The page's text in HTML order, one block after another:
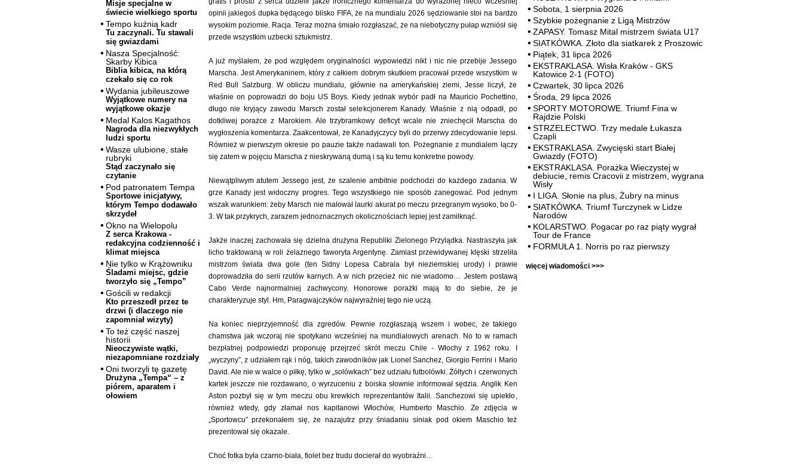
Misje specjalne w
świecie wielkiego sportu
Tempo kuźnią kadr
Tu zaczynali. Tu stawali
się gwiazdami
Nasza Specjalność:
Skarby Kibica
Biblia kibica, na którą
czekało się co rok
Wydania jubileuszowe
Wyjątkowe numery na
wyjątkowe okazje
Medal Kalos Kagathos
Nagroda dla niezwykłych
ludzi sportu
Wasze ulubione, stałe
rubryki
Stąd zaczynało się
czytanie
Pod patronatem Tempa
Sportowe inicjatywy,
którym Tempo dodawało
skrzydeł
Okno na Wielopolu
Z serca Krakowa -
redakcyjna codzienność i
klimat miejsca
Nie tylko w Krążowniku
Śladami miejsc, gdzie
tworzyło się „Tempo”
Gościli w redakcji
Kto przeszedł przez te
drzwi (i dlaczego nie
zapomniał wizyty)
To też część naszej
historii
Nieoczywiste wątki,
niezapomniane rozdziały
Oni tworzyli tę gazetę
Drużyna „Tempa“ – z
piórem, aparatem i
ołowiem
opinii jakiegoś dupka będącego blisko FIFA, że na mundialu 2026 sędziowanie stoi na bardzo
wysokim poziomie. Racja. Teraz można śmiało rozgłaszać, że na niebotyczny pułap wzniósł się
przede wszystkim uzbecki sztukmistrz.
A już myślałem, że pod względem oryginalności wypowiedzi nikt i nic nie przebije Jessego
Marscha. Jest Amerykaninem, który z całkiem dobrym skutkiem pracował przede wszystkim w
Red Bull Salzburg. W obliczu mundialu, głównie na amerykańskiej ziemi, Jesse liczył, że
właśnie on poprowadzi do boju US Boys. Kiedy jednak wybór padł na Mauricio Pochettino,
długo nie kryjący zawodu Marsch został selekcjonerem Kanady. Właśnie z nią odpadł, po
dotkliwej porażce z Marokiem. Ale trzybramkowy deficyt wcale nie zniechęcił Marscha do
wygłoszenia komentarza. Zaakcentował, że Kanadyjczycy byli do przerwy zdecydowanie lepsi.
Również w pierwszym okresie po pauzie także nadawali ton. Pożegnanie z mundialem łączy
się zatem w pojęciu Marscha z nieskrywaną dumą i są ku temu konkretne powody.
Niewątpliwym atutem Jessego jest, że szalenie ambitnie podchodzi do każdego zadania. W
grze Kanady jest widoczny progres. Tego wszystkiego nie sposób zanegować. Pod jednym
wszak warunkiem: żeby Marsch nie malował laurki akurat po meczu przegranym wysoko, bo 0-
3. W tak przykrych, zarazem jednoznacznych okolicznościach lepiej jest zamilknąć.
Jakże inaczej zachowała się dzielna drużyna Republiki Zielonego Przylądka. Nastraszyła jak
licho traktowaną w roli żelaznego faworyta Argentynę. Zamiast przewidywanej klęski strzeliła
mistrzom świata dwa gole (ten Sidny Lopesa Cabrala był nieziemskiej urody) i prawie
doprowadziła do serii rzutów karnych. A w nich przecież nic nie wiadomo… Jestem postawą
Cabo Verde najnormalniej zachwycony. Honorowe porażki mają to do siebie, że je
charakteryzuje styl. Hm, Paragwajczyków najwyraźniej tego nie uczą.
Na koniec nieprzyjemność dla zgredów. Pewnie rozgłaszają wszem i wobec, że takiego
chamstwa jak wczoraj nie spotykano wcześniej na mundialowych arenach. No to w ramach
bezpłatnej podpowiedzi proponuję przejrzeć skrót meczu Chile - Włochy z 1962 roku. I
„wyczyny”, z udziałem rąk i nóg, takich zawodników jak Lionel Sanchez, Giorgio Ferrini i Mario
David. Ale nie w walce o piłkę, tylko w „solówkach” bez udziału futbolówki. Żółtych i czerwonych
kartek jeszcze nie rozdawano, o wyrzuceniu z boiska słownie informował sędzia. Anglik Ken
Aston pozbył się w tym meczu obu krewkich reprezentantów Italii. Sanchezowi się upiekło,
również wtedy, gdy złamał nos kapitanowi Włochów, Humberto Maschio. Ze zdjęcia w
„Sportowcu” przekonałem się, że nazajutrz przy śniadaniu siniak pod okiem Maschio też
prezentował się okazale.
Choć fotka była czarno-biała, fiolet bez trudu docierał do wyobraźni…
Sobota, 1 sierpnia 2026
Szybkie pożegnanie z Ligą Mistrzów
ZAPASY. Tomasz Mital mistrzem świata U17
SIATKÓWKA. Złoto dla siatkarek z Proszowic
Piątek, 31 lipca 2026
EKSTRAKLASA. Wisła Kraków - GKS
Katowice 2-1 (FOTO)
Czwartek, 30 lipca 2026
Środa, 29 lipca 2026
SPORTY MOTOROWE. Triumf Fina w
Rajdzie Polski
STRZELECTWO. Trzy medale Łukasza
Czapli
EKSTRAKLASA. Zwycięski start Białej
Gwiazdy (FOTO)
EKSTRAKLASA. Porażka Wieczystej w
debiucie, remis Cracovii z mistrzem, wygrana
Wisły
I LIGA. Słonie na plus, Żubry na minus
SIATKÓWKA. Triumf Turczynek w Lidze
Narodów
KOLARSTWO. Pogacar po raz piąty wygrał
Tour de France
FORMUŁA 1. Norris po raz pierwszy
więcej wiadomości >>>